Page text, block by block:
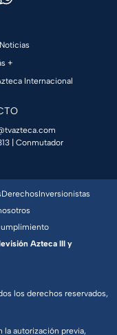
+
Internacional
| Conmutador
los derechos reservados,
la autorización previa,
DerechosInversionistas
Azteca III y